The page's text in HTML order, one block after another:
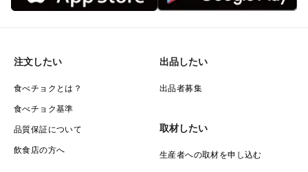
注文したい
食べチョクとは？
食べチョク基準
品質保証について
飲食店の方へ
出品したい
出品者募集
取材したい
生産者への取材を申し込む